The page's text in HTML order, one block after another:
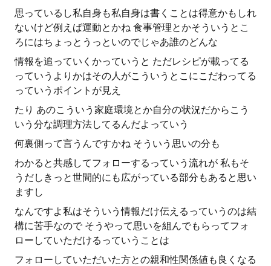
思っているし私自身も私自身は書くことは得意かもしれ
ないけど例えば運動とかね 食事管理とかそういうとこ
ろにはちょっとうっといのでじゃあ誰のどんな
情報を追っていくかっていうと ただレシピが載ってる
っていうよりかはその人がこういうとこにこだわってる
っていうポイントが見え
たり あのこういう家庭環境とか自分の状況だからこう
いう分な調理方法してるんだよっていう
何裏側って言うんですかね そういう思いの分も
わかると共感してフォローするっていう流れが 私もそ
うだしきっと世間的にも広がっている部分もあると思い
ますし
なんですよ私はそういう情報だけ伝えるっていうのは結
構に苦手なので そうやって思いを組んでもらってフォ
ローしていただけるっていうことは
フォローしていただいた方との親和性関係値も良くなる